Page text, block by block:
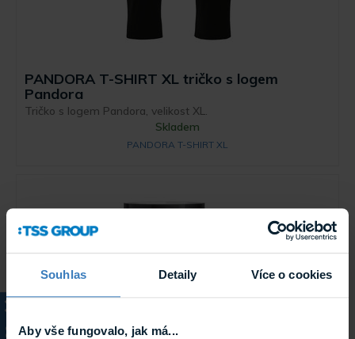
Souhlas Detaily Více o cookies
Aby vše fungovalo, jak má...
PANDORA T-SHIRT XL tričko s logem
Pandora
Tričko s logem Pandora, velikost XL.
Skladem
PANDORA T-SHIRT XL
PANDORA MUG hrnek s logem Pandora